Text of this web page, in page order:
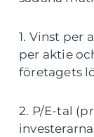
1. Vinst per
per aktie
företagets
2. P/E-tal